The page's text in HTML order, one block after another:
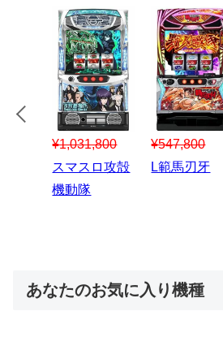
¥547,800
スマスロハナ
ビ
¥150,000
スマスロ秘宝
あなたのお気に入り機種